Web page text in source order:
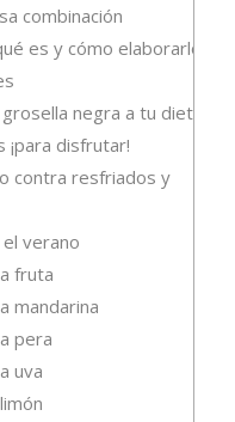
combinación
es y cómo elaborarlo
negra a tu dieta
disfrutar!
contra resfriados y
verano
fruta
mandarina
pera
uva